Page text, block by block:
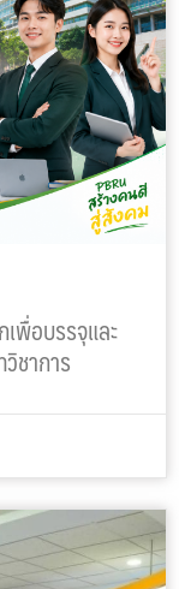
พื่อบรรจุและ
ชาการ